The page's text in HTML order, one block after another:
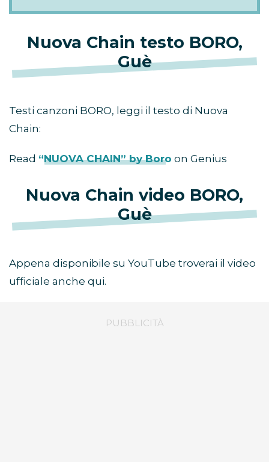
Nuova Chain testo BORO,
Guè
Testi canzoni BORO, leggi il testo di Nuova
Chain:
Read “NUOVA CHAIN” by Boro on Genius
Nuova Chain video BORO,
Guè
Appena disponibile su YouTube troverai il video
ufficiale anche qui.